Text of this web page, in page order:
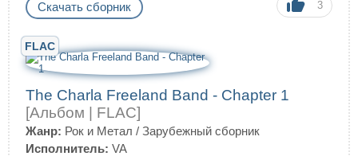
Скачать сборник 3
FLAC
The Charla Freeland Band - Chapter 1
[Альбом | FLAC]
Жанр: Рок и Метал / Зарубежный сборник
Исполнитель: VA